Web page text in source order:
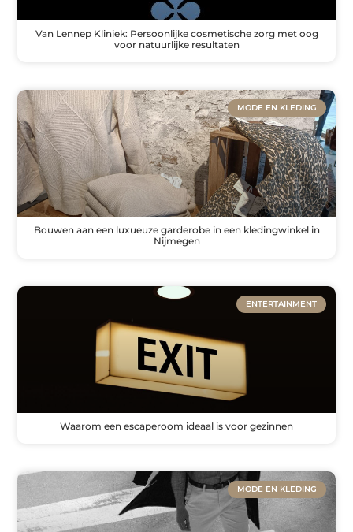
Van Lennep Kliniek: Persoonlijke cosmetische zorg met oog
voor natuurlijke resultaten
MODE EN KLEDING
Bouwen aan een luxueuze garderobe in een kledingwinkel in
Nijmegen
ENTERTAINMENT
Waarom een escaperoom ideaal is voor gezinnen
MODE EN KLEDING